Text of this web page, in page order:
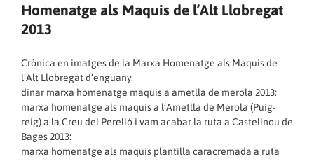
Homenatge als Maquis de l’Alt Llobregat
2013
Crònica en imatges de la Marxa Homenatge als Maquis de
l’Alt Llobregat d’enguany.
dinar marxa homenatge maquis a ametlla de merola 2013:
marxa homenatge als maquis a l’Ametlla de Merola (Puig-
reig) a la Creu del Perelló i vam acabar la ruta a Castellnou de
Bages 2013:
marxa homenatge als maquis plantilla caracremada a ruta